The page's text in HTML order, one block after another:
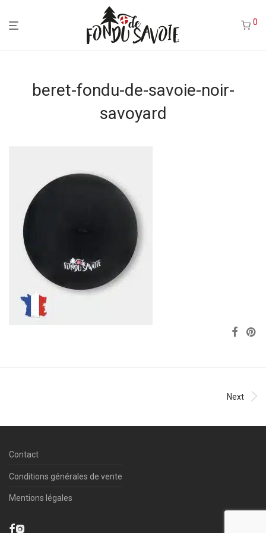
0
beret-fondu-de-savoie-noir-
savoyard
Next
Contact
Conditions générales de vente
Mentions légales